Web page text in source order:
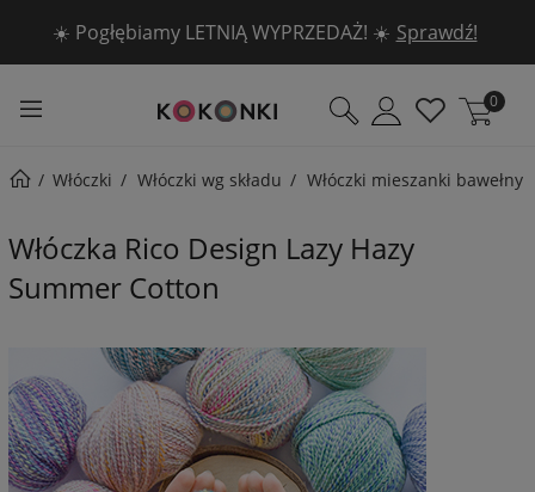
🧶 5 włóczek DROPS -30% 🧶 Sprawdź!
0
Włóczki Włóczki wg składu Włóczki mieszanki bawełny
Włóczka Rico Design Lazy Hazy
Summer Cotton